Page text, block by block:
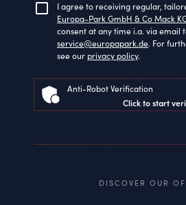
I agree to receiving regular,
Europa-Park GmbH & Co Mack
consent at any time i.a. via email
service@europapark.de. For
see our privacy policy.
Anti-Robot Verification
Click to start
DISCOVER OUR